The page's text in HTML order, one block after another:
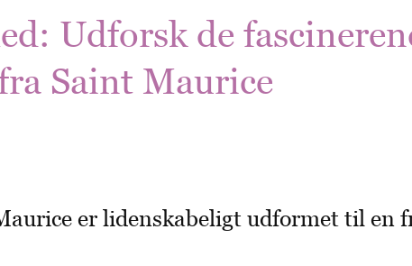
Udforsk de
Saint Maurice
er lidenskabeligt udformet til en